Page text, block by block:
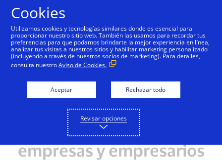
NOTAS DE PRENSA
Visa expande Finanzas
Prácticas para Negocios:
Recursos educativos
gratuitos para pequeñas
empresas y empresarios
Cookies
Utilizamos cookies y tecnologías similares donde es esencial para
proporcionar nuestro sitio web. También las usamos para recordar tus
preferencias para que podamos brindarte la mejor experiencia en línea,
analizar tus visitas a nuestros sitios y habilitar marketing personalizado
(incluyendo a través de nuestros socios de marketing). Para detalles,
consulta nuestroAviso de Cookies.
Aceptar Rechazar todo
Revisar opciones